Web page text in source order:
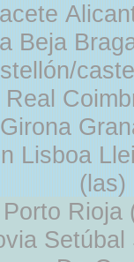
Beja
Real
Lisboa